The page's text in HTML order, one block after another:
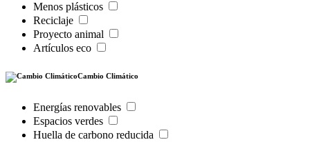
Menos plásticos
Reciclaje
Proyecto animal
Artículos eco
Cambio Climático
Energías renovables
Espacios verdes
Huella de carbono reducida